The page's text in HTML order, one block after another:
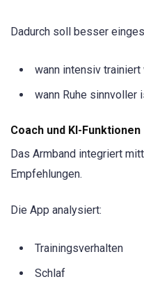
Dadurch soll besser
wann intensiv trainiert
wann Ruhe sinnvoller
Coach und KI-Funktionen
Das Armband integriert
Empfehlungen.
Die App analysiert:
Trainingsverhalten
Schlaf